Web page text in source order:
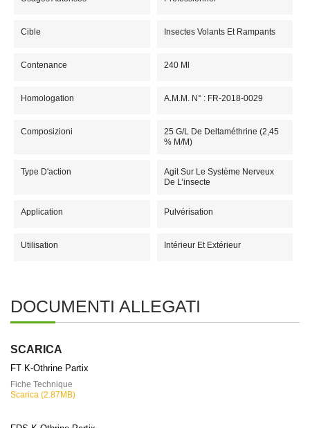
Cible Insectes Volants Et Rampants
Contenance 240 Ml
Homologation A.M.M. N° : FR-2018-0029
Composizioni
25 G/L De Deltaméthrine (2,45
% M/m)
Type D'action
Agit Sur Le Système Nerveux
De L’insecte
Application Pulvérisation
Utilisation Intérieur Et Extérieur
DOCUMENTI ALLEGATI
SCARICA
FT K-Othrine Partix
Fiche Technique
Scarica (2.87MB)